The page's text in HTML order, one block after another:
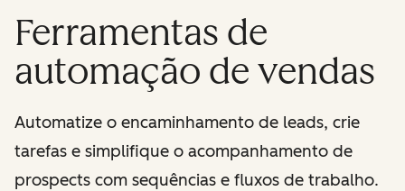
Ferramentas de
automação de vendas
Automatize o encaminhamento de leads, crie
tarefas e simplifique o acompanhamento de
prospects com sequências e fluxos de trabalho.